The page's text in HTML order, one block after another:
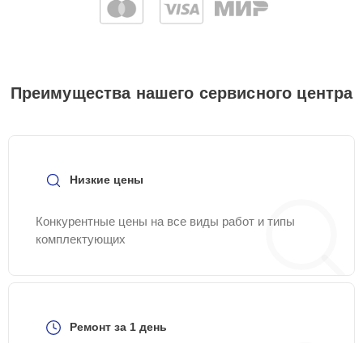
Преимущества нашего сервисного центра
Низкие цены
Конкурентные цены на все виды работ и типы
комплектующих
Ремонт за 1 день